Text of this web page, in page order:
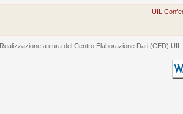
UIL
Realizzazione a cura del Centro Elaborazione Dati (CED)